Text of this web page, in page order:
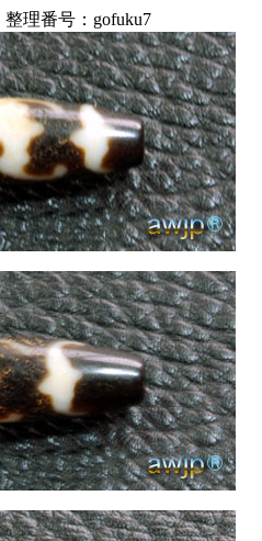
理番号：gofuku7